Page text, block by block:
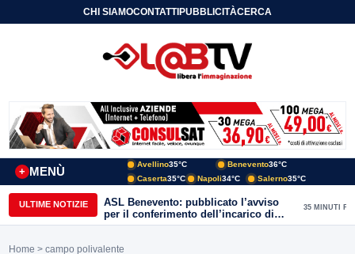
CHI SIAMOCONTATTIPUBBLICITÀCERCA
MENÙ
+
Avellino35°C Benevento36°C
Caserta35°C Napoli34°C Salerno35°C
ULTIME NOTIZIE
ASL Benevento: pubblicato l’avviso
per il conferimento dell’incarico di
Direttore della Unità Operativa
35 MINUTI FA
Home > campo polivalente